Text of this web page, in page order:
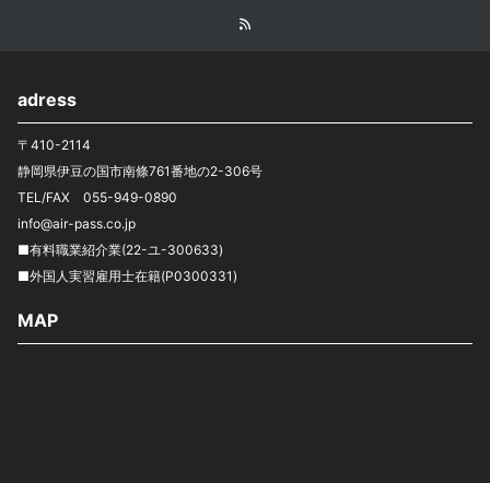
adress
〒410-2114
静岡県伊豆の国市南條761番地の2-306号
TEL/FAX 055-949-0890
info@air-pass.co.jp
■有料職業紹介業(22-ユ-300633)
■外国人実習雇用士在籍(P0300331)
MAP